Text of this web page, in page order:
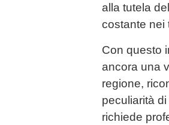
alla tutela
costante nei
Con questo
ancora una
regione,
peculiarità
richiede